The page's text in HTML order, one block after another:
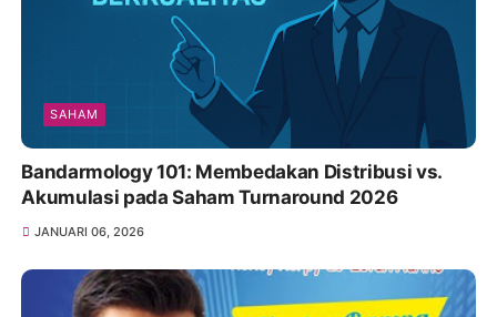
SAHAM
Bandarmology 101: Membedakan Distribusi vs.
Akumulasi pada Saham Turnaround 2026
JANUARI 06, 2026